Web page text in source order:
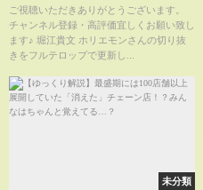
ていましたが実は彼●●なんです
よ・・・
ご視聴いただきありがとうございます。
チャンネル登録・高評価宜しくお願い致し
ます♪ 堀江貴文 ホリエモンさんの切り抜
きをフルテロップで更新し...
未分類